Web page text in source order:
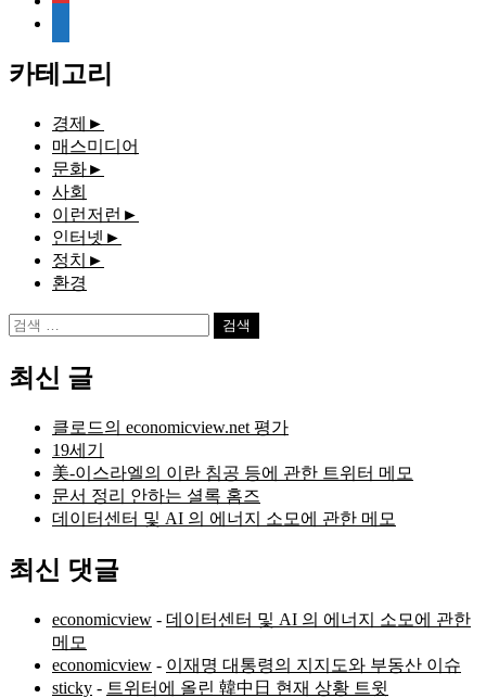
document
카테고리
경제 ►
매스미디어
문화►
사회
이런저런 ►
인터넷 ►
정치 ►
환경
검
최신 글
클로드의 economicview.net 평가
19세기
美-이스라엘의 이란 침공 등에 관한 트위터 메모
문서 정리 안하는 셜록 홈즈
데이터센터 및 AI 의 에너지 소모에 관한 메모
최신 댓글
economicview - 데이터센터 및 AI 의 에너지 소모에 관한
메모
economicview - 이재명 대통령의 지지도와 부동산 이슈
sticky - 트위터에 올린 韓中日 현재 상황 트윗